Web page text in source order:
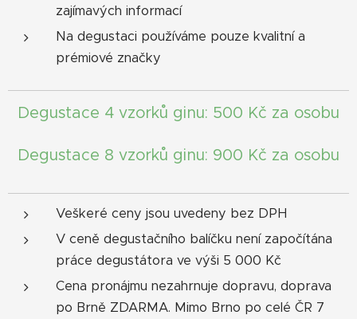
zajímavých informací
Na degustaci používáme pouze kvalitní a
prémiové značky
Degustace 4 vzorků ginu: 500 Kč za osobu
Degustace 8 vzorků ginu: 900 Kč za osobu
Veškeré ceny jsou uvedeny bez DPH
V ceně degustačního balíčku není započítána
práce degustátora ve výši 5 000 Kč
Cena pronájmu nezahrnuje dopravu, doprava
po Brně ZDARMA. Mimo Brno po celé ČR 7